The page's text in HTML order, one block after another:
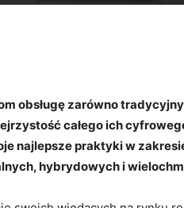
obsługę zarówno
całego ich
najlepsze praktyki w
hybrydowych i